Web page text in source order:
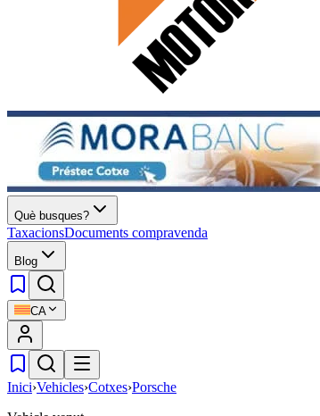
Què busques?
TaxacionsDocuments compravenda
Blog
CA
Inici›Vehicles›Cotxes›Porsche